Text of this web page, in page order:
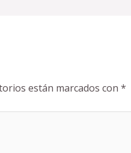
están marcados con *